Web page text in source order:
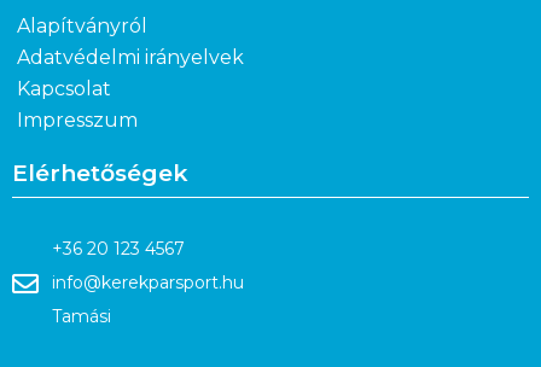
Alapítványról
Adatvédelmi irányelvek
Kapcsolat
Impresszum
Elérhetőségek
+36 20 123 4567
info@kerekparsport.hu
Tamási